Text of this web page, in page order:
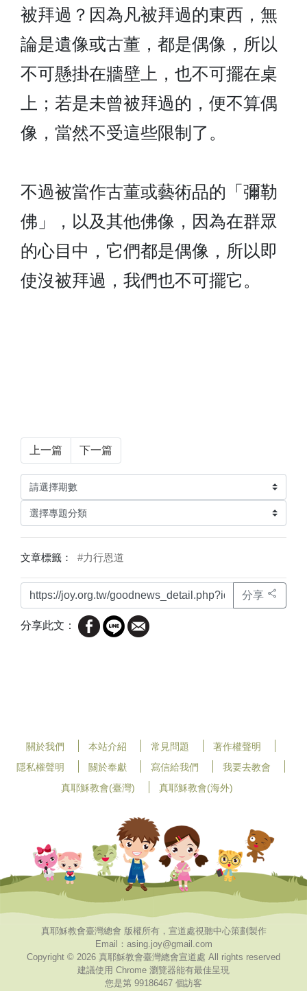
被拜過？因為凡被拜過的東西，無
論是遺像或古董，都是偶像，所以
不可懸掛在牆壁上，也不可擺在桌
上；若是未曾被拜過的，便不算偶
像，當然不受這些限制了。
不過被當作古董或藝術品的「彌勒
佛」，以及其他佛像，因為在群眾
的心目中，它們都是偶像，所以即
使沒被拜過，我們也不可擺它。
上一篇 下一篇
文章標籤： #力行恩道
分享
分享此文：
關於我們 本站介紹 常見問題
著作權聲明
隱私權聲明
關於奉獻 寫信給我們
我要去教會
真耶穌教會(臺灣)
真耶穌教會(海外)
真耶穌教會臺灣總會 版權所有，宣道處視聽中心策劃製作
Email：asing.joy@gmail.com
Copyright © 2026 真耶穌教會臺灣總會宣道處 All rights reserved
建議使用 Chrome 瀏覽器能有最佳呈現
您是第 99186467 個訪客